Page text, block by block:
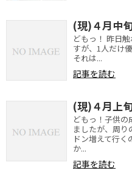
(現)４月中
どもっ！ 昨日
すが、1人だけ
それは...
記事を読む
(現)４月上
どもっ！子供の
ましたが、周
ドン増えて行
か...
記事を読む